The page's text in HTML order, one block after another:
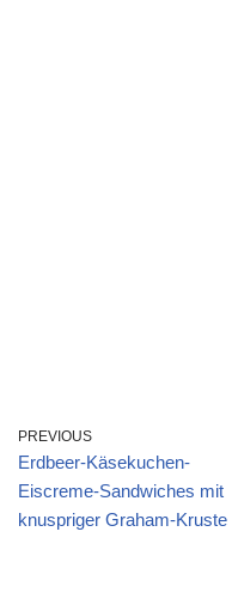
PREVIOUS
Erdbeer-Käsekuchen-
Eiscreme-Sandwiches mit
knuspriger Graham-Kruste